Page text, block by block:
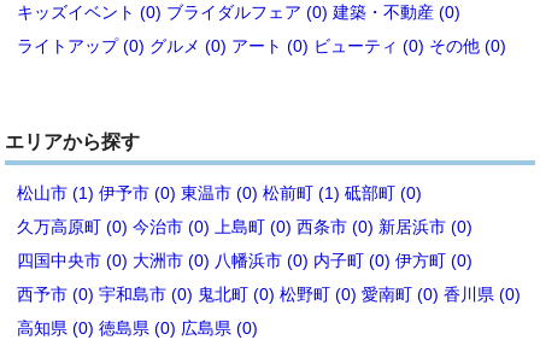
キッズイベント (0) ブライダルフェア (0) 建築・不動産 (0)
ライトアップ (0) グルメ (0) アート (0) ビューティ (0) その他 (0)
エリアから探す
松山市 (1) 伊予市 (0) 東温市 (0) 松前町 (1) 砥部町 (0)
久万高原町 (0) 今治市 (0) 上島町 (0) 西条市 (0) 新居浜市 (0)
四国中央市 (0) 大洲市 (0) 八幡浜市 (0) 内子町 (0) 伊方町 (0)
西予市 (0) 宇和島市 (0) 鬼北町 (0) 松野町 (0) 愛南町 (0) 香川県 (0)
高知県 (0) 徳島県 (0) 広島県 (0)